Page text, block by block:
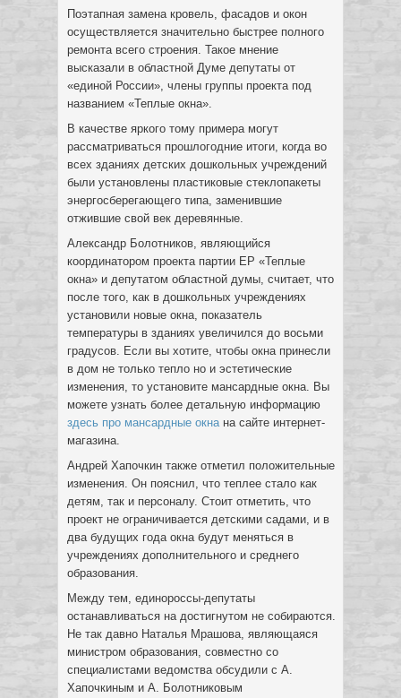
Поэтапная замена кровель, фасадов и окон
осуществляется значительно быстрее полного
ремонта всего строения. Такое мнение
высказали в областной Думе депутаты от
«единой России», члены группы проекта под
названием «Теплые окна».
В качестве яркого тому примера могут
рассматриваться прошлогодние итоги, когда во
всех зданиях детских дошкольных учреждений
были установлены пластиковые стеклопакеты
энергосберегающего типа, заменившие
отжившие свой век деревянные.
Александр Болотников, являющийся
координатором проекта партии ЕР «Теплые
окна» и депутатом областной думы, считает, что
после того, как в дошкольных учреждениях
установили новые окна, показатель
температуры в зданиях увеличился до восьми
градусов. Если вы хотите, чтобы окна принесли
в дом не только тепло но и эстетические
изменения, то установите мансардные окна. Вы
можете узнать более детальную информацию
здесь про мансардные окнана сайте интернет-
магазина.
Андрей Хапочкин также отметил положительные
изменения. Он пояснил, что теплее стало как
детям, так и персоналу. Стоит отметить, что
проект не ограничивается детскими садами, и в
два будущих года окна будут меняться в
учреждениях дополнительного и среднего
образования.
Между тем, единороссы-депутаты
останавливаться на достигнутом не собираются.
Не так давно Наталья Мрашова, являющаяся
министром образования, совместно со
специалистами ведомства обсудили с А.
Хапочкиным и А. Болотниковым